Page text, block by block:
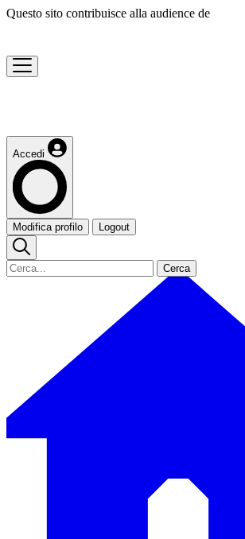
Questo sito contribuisce alla audience de
Accedi
Modifica profilo Logout
Cerca